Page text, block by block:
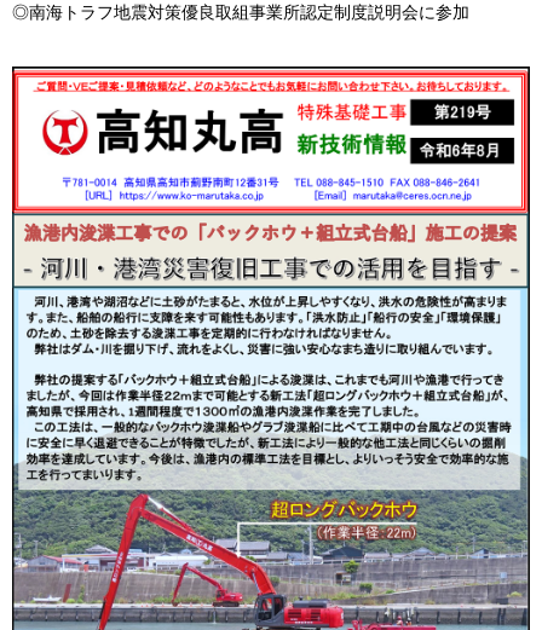
◎南海トラフ地震対策優良取組事業所認定制度説明会に参加